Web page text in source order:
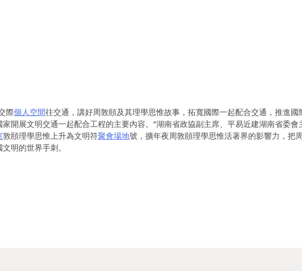
際個人空間往交通，講好周敦頤及其理學思惟故事，拓寬國際一起配合交通，推進國
開展文明交通一起配合工程的主要內容。”湖南省政協副主席、平易近建湖南省委會
敦頤理學思惟上升為文明符聚會場地號，擴年夜周敦頤理學思惟活著界的影響力，把
明的世界手刺。